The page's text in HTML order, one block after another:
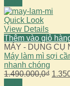
là:
Quick Look
View Details
Thêm vào giỏ
MÁY - DỤNG CỤ
Máy làm mì sợi
nhanh chóng
1.490.000,0₫ Giá